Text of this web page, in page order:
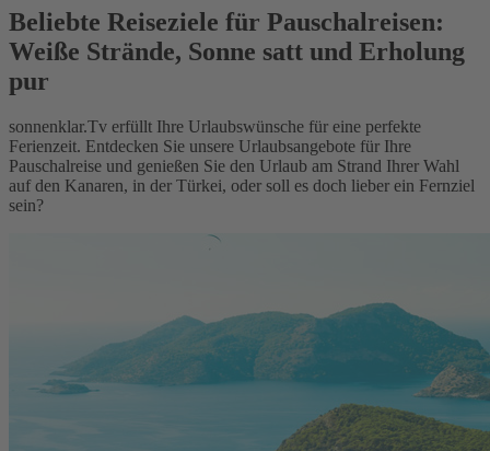
Beliebte Reiseziele für Pauschalreisen:
Weiße Strände, Sonne satt und Erholung
pur
sonnenklar.Tv erfüllt Ihre Urlaubswünsche für eine perfekte
Ferienzeit. Entdecken Sie unsere Urlaubsangebote für Ihre
Pauschalreise und genießen Sie den Urlaub am Strand Ihrer Wahl
auf den Kanaren, in der Türkei, oder soll es doch lieber ein Fernziel
sein?